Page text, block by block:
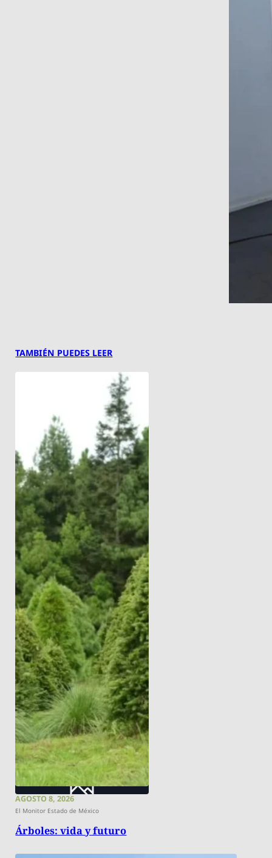
TAMBIÉN PUEDES LEER
AGOSTO 8, 2026
El Monitor Estado de México
Árboles: vida y futuro